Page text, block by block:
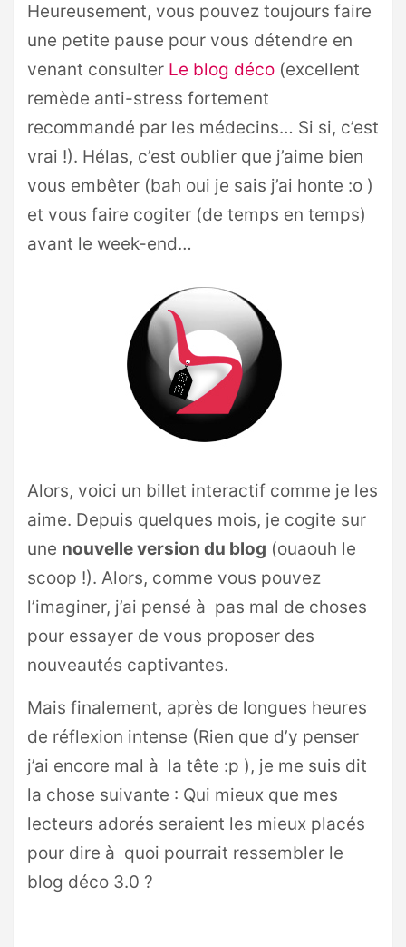
Heureusement, vous pouvez toujours faire
une petite pause pour vous détendre en
venant consulter Le blog déco (excellent
remède anti-stress fortement
recommandé par les médecins… Si si, c’est
vrai !). Hélas, c’est oublier que j’aime bien
vous embêter (bah oui je sais j’ai honte :o )
et vous faire cogiter (de temps en temps)
avant le week-end…
Alors, voici un billet interactif comme je les
aime. Depuis quelques mois, je cogite sur
une nouvelle version du blog (ouaouh le
scoop !). Alors, comme vous pouvez
l’imaginer, j’ai pensé à pas mal de choses
pour essayer de vous proposer des
nouveautés captivantes.
Mais finalement, après de longues heures
de réflexion intense (Rien que d’y penser
j’ai encore mal à la tête :p ), je me suis dit
la chose suivante : Qui mieux que mes
lecteurs adorés seraient les mieux placés
pour dire à quoi pourrait ressembler le
blog déco 3.0 ?